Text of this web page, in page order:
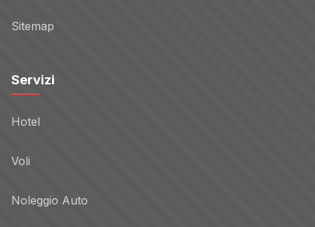
Sitemap
Servizi
Hotel
Voli
Noleggio Auto